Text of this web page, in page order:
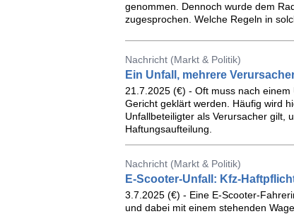
genommen. Dennoch wurde dem
zugesprochen. Welche Regeln in
Nachricht (Markt & Politik)
Ein Unfall, mehrere
21.7.2025 (€) - Oft muss nach
Gericht geklärt werden. Häufig wird
Unfallbeteiligter als Verursacher gilt,
Haftungsaufteilung.
Nachricht (Markt & Politik)
E-Scooter-Unfall: Kfz-
3.7.2025 (€) - Eine E-Scooter-
und dabei mit einem stehenden